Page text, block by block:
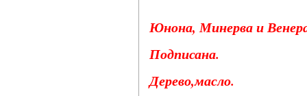
Юнона, Минерва и
Подписана.
Дерево,масло.